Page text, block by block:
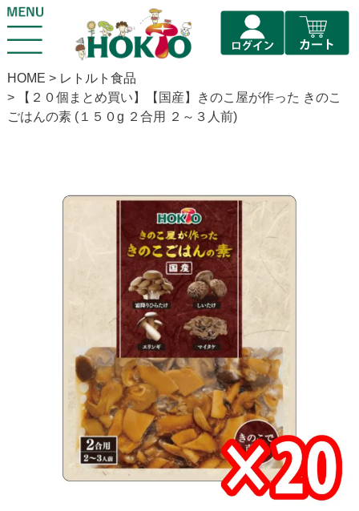
HOME
レトルト食品
【２０個まとめ買い】【国産】きのこ屋が作った きのこ
ごはんの素 (１５０g ２合用 ２～３人前)